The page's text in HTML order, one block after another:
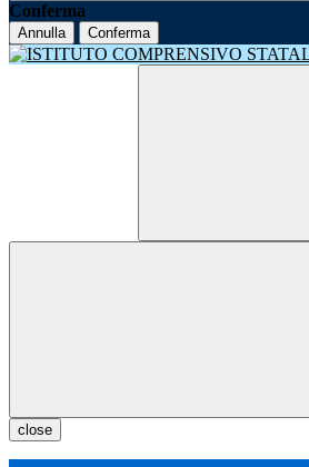
Conferma
Annulla Conferma
close